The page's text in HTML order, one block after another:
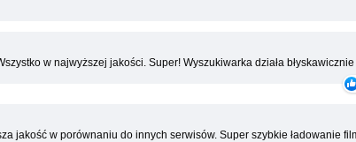
w najwyższej jakości. Super! Wyszukiwarka działa błyskawicznie
jakość w porównaniu do innych serwisów. Super szybkie ładowanie